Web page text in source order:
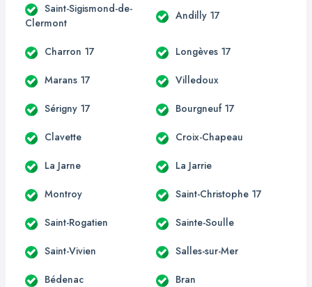
Saint-Sigismond-de-
Clermont
Andilly 17
Charron 17 Longèves 17
Marans 17 Villedoux
Sérigny 17 Bourgneuf 17
Clavette Croix-Chapeau
La Jarne La Jarrie
Montroy Saint-Christophe 17
Saint-Rogatien Sainte-Soulle
Saint-Vivien Salles-sur-Mer
Bédenac Bran